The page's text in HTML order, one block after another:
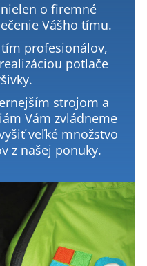
o firemné
Vášho tímu.
profesionálov,
potlače
strojom a
Vám zvládneme
veľké množstvo
z našej ponuky.